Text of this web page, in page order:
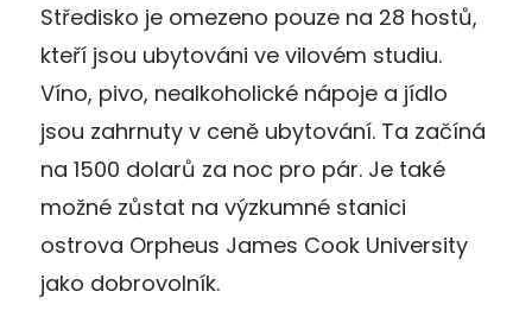
Středisko je omezeno pouze na 28 hostů,
kteří jsou ubytováni ve vilovém studiu.
Víno, pivo, nealkoholické nápoje a jídlo
jsou zahrnuty v ceně ubytování. Ta začíná
na 1500 dolarů za noc pro pár. Je také
možné zůstat na výzkumné stanici
ostrova Orpheus James Cook University
jako dobrovolník.